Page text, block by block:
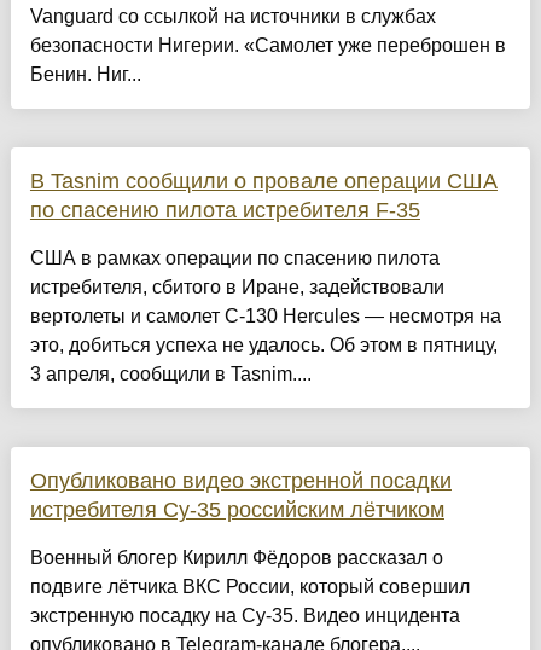
Vanguard со ссылкой на источники в службах
безопасности Нигерии. «Самолет уже переброшен в
Бенин. Ниг...
В Tasnim сообщили о провале операции США
по спасению пилота истребителя F-35
США в рамках операции по спасению пилота
истребителя, сбитого в Иране, задействовали
вертолеты и самолет C-130 Hercules — несмотря на
это, добиться успеха не удалось. Об этом в пятницу,
3 апреля, сообщили в Tasnim....
Опубликовано видео экстренной посадки
истребителя Су-35 российским лётчиком
Военный блогер Кирилл Фёдоров рассказал о
подвиге лётчика ВКС России, который совершил
экстренную посадку на Су-35. Видео инцидента
опубликовано в Telegram-канале блогера....